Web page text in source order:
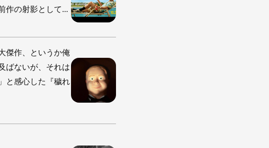
作の射影として...
傑作、というか俺
ばないが、それは
と感心した『穢れ